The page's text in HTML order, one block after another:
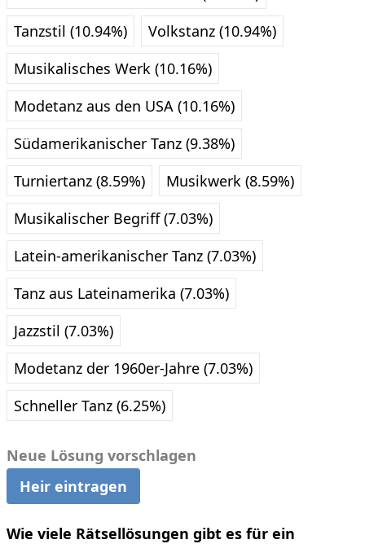
Tanzstil (10.94%)
Volkstanz (10.94%)
Musikalisches Werk (10.16%)
Modetanz aus den USA (10.16%)
Südamerikanischer Tanz (9.38%)
Turniertanz (8.59%)
Musikwerk (8.59%)
Musikalischer Begriff (7.03%)
Latein-amerikanischer Tanz (7.03%)
Tanz aus Lateinamerika (7.03%)
Jazzstil (7.03%)
Modetanz der 1960er-Jahre (7.03%)
Schneller Tanz (6.25%)
Neue Lösung vorschlagen
Heir eintragen
Wie viele Rätsellösungen gibt es für ein